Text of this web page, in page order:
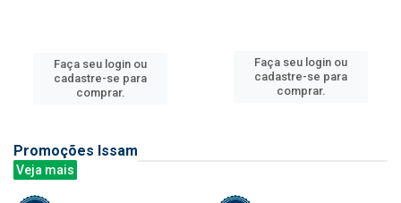
Faça seu login ou
cadastre-se para
comprar.
Faça seu login ou
cadastre-se para
comprar.
Promoções Issam
Veja mais